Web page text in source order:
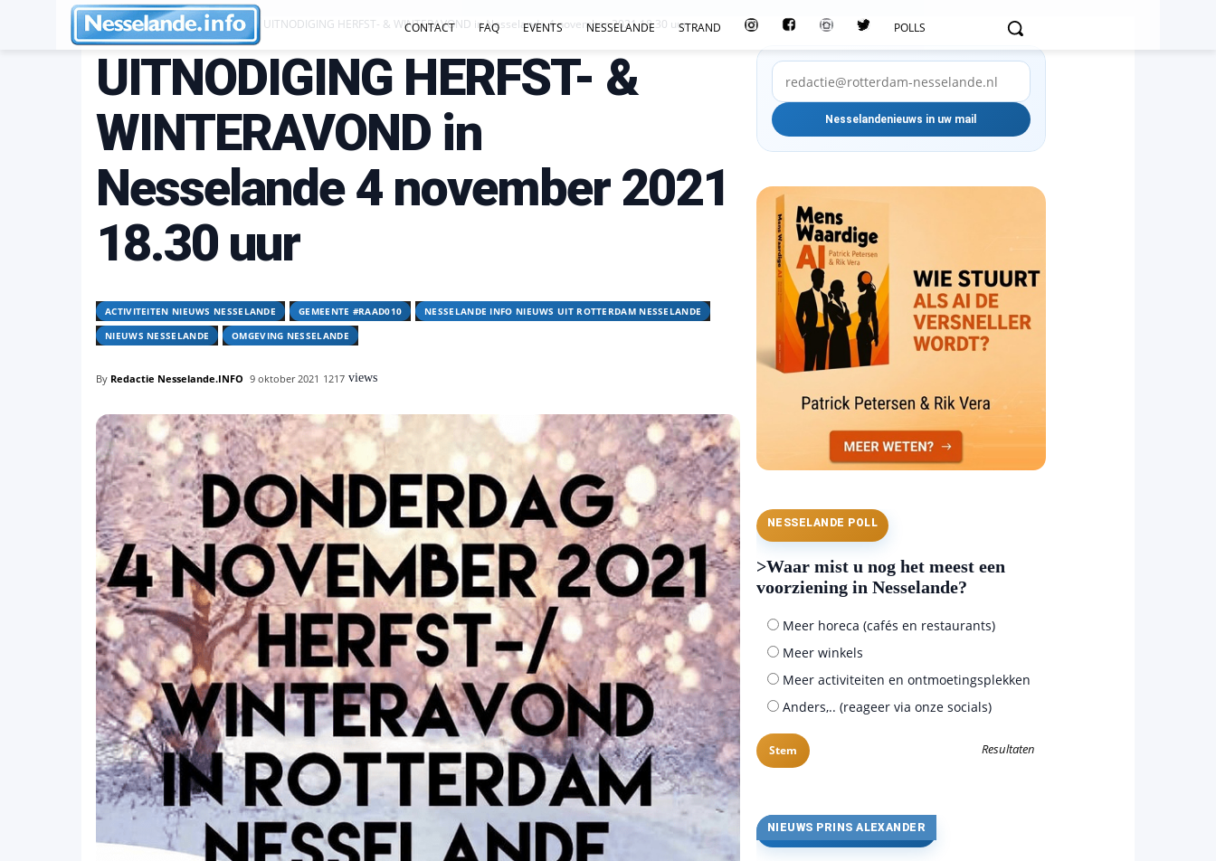
CONTACT FAQ EVENTS NESSELANDE STRAND POLLS
Activiteiten Nieuws Nesselande UITNODIGING HERFST- & WINTERAVOND in Nesselande 4 november 2021 18.30 uur
UITNODIGING HERFST- &
WINTERAVOND in
Nesselande 4 november 2021
18.30 uur
ACTIVITEITEN NIEUWS NESSELANDE GEMEENTE #RAAD010
NESSELANDE INFO NIEUWS UIT ROTTERDAM NESSELANDE
NIEUWS NESSELANDE
OMGEVING NESSELANDE
By Redactie Nesselande.INFO 9 oktober 2021 1217 views
NESSELANDE POLL
>Waar mist u nog het meest een
voorziening in Nesselande?
Meer horeca (cafés en restaurants)
Meer winkels
Meer activiteiten en ontmoetingsplekken
Anders,.. (reageer via onze socials)
Resultaten
NIEUWS PRINS ALEXANDER